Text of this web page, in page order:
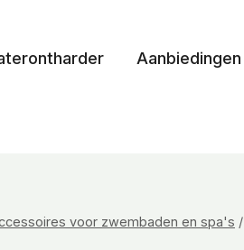
Aanbiedingen
voor zwembaden en spa's /